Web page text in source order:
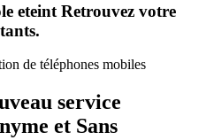
eteint Retrouvez votre
de téléphones mobiles
service
et Sans